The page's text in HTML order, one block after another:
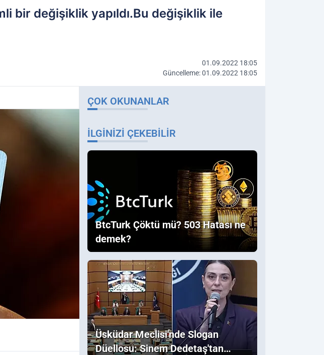
bir değişiklik yapıldı.Bu değişiklik ile
01.09.2022 18:05
Güncelleme: 01.09.2022 18:05
ÇOK OKUNANLAR
İLGINIZI ÇEKEBILIR
BtcTurk Çöktü mü? 503 Hatası ne
demek?
Üsküdar Meclisi'nde Slogan
Düellosu: Sinem Dedetaş'tan